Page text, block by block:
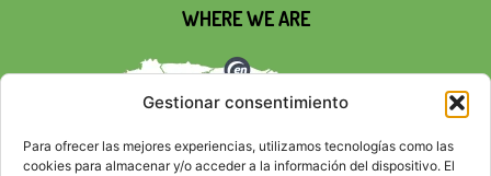
Gestionar consentimiento
Para ofrecer las mejores experiencias, utilizamos tecnologías como las
cookies para almacenar y/o acceder a la información del dispositivo. El
WHERE WE ARE